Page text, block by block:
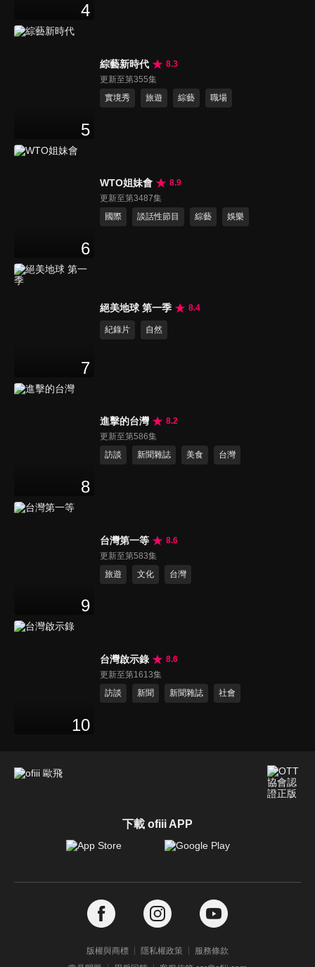
4
5
綜藝新時代
8.3
更新至第355集
實境秀
旅遊 綜藝 職場
6
WTO姐妹會
8.9
更新至第3487集
國際
談話性節目 綜藝 娛樂
7
絕美地球 第一季 8.4
紀錄片 自然
8
進擊的台灣
8.2
更新至第586集
訪談
新聞雜誌 美食 台灣
9
台灣第一等
8.6
更新至第583集
旅遊
文化 台灣
10
台灣啟示錄
8.6
更新至第1613集
訪談
新聞 新聞雜誌 社會
下載 ofiii APP
版權與商標 隱私權政策
服務條款